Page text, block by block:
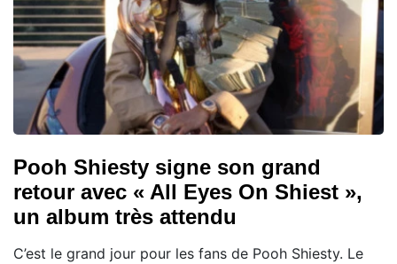
Pooh Shiesty signe son grand
retour avec « All Eyes On Shiest »,
un album très attendu
C’est le grand jour pour les fans de Pooh Shiesty. Le